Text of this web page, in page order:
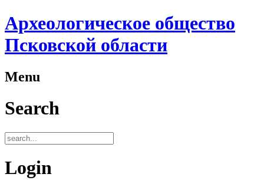
Археологическое общество
Псковской области
Menu
Search
Login